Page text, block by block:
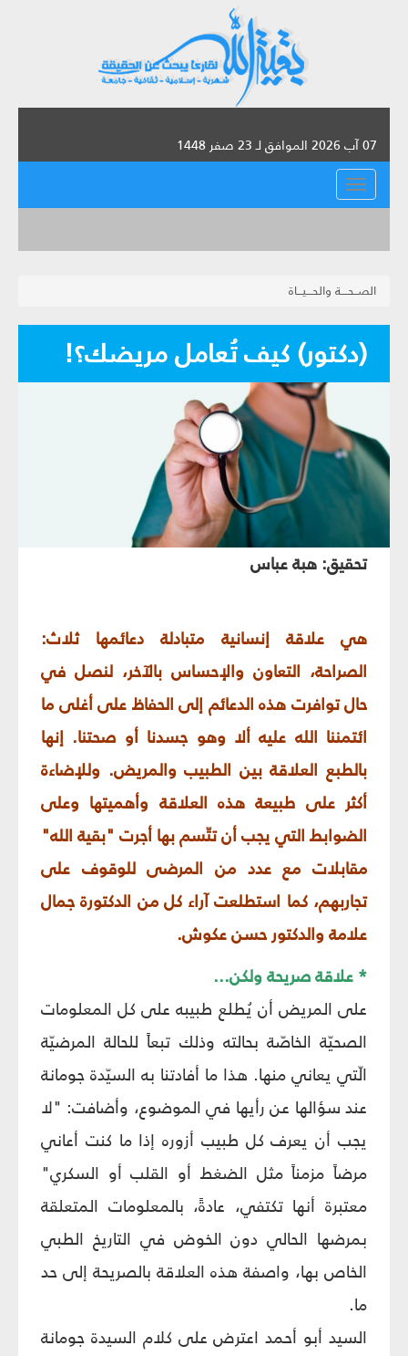
07 آب 2026 الموافق لـ 23 صفر 1448
القائمة
الصــحــــة والحـــيـــاة
(دكتور) كيف تُعامل مريضك؟!
تحقيق: هبة عباس
هي علاقة إنسانية متبادلة دعائمها ثلاث:
الصراحة، التعاون والإحساس بالآخر، لنصل في
حال توافرت هذه الدعائم إلى الحفاظ على أغلى ما
ائتمننا الله عليه ألا وهو جسدنا أو صحتنا. إنها
بالطبع العلاقة بين الطبيب والمريض. وللإضاءة
أكثر على طبيعة هذه العلاقة وأهميتها وعلى
الضوابط التي يجب أن تتّسم بها أجرت "بقية الله"
مقابلات مع عدد من المرضى للوقوف على
تجاربهم، كما استطلعت آراء كل من الدكتورة جمال
علامة والدكتور حسن عكوش.
* علاقة صريحة ولكن...
على المريض أن يُطلع طبيبه على كل المعلومات
الصحيّة الخاصّة بحالته وذلك تبعاً للحالة المرضيّة
الّتي يعاني منها. هذا ما أفادتنا به السيّدة جومانة
عند سؤالها عن رأيها في الموضوع، وأضافت: "لا
يجب أن يعرف كل طبيب أزوره إذا ما كنت أعاني
مرضاً مزمناً مثل الضغط أو القلب أو السكري"
معتبرة أنها تكتفي، عادةً، بالمعلومات المتعلقة
بمرضها الحالي دون الخوض في التاريخ الطبي
الخاص بها، واصفة هذه العلاقة بالصريحة إلى حد
ما.
السيد أبو أحمد اعترض على كلام السيدة جومانة